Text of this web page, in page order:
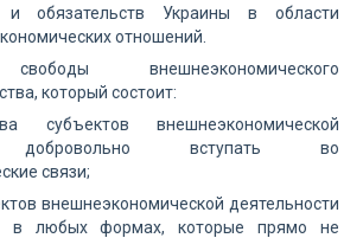
и обязательств Украины в области
отношений.
внешнеэкономического
который состоит:
внешнеэкономической
добровольно вступать во
связи;
внешнеэкономической деятельности
в любых формах, которые прямо не